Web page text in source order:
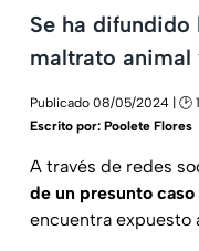
Se ha
maltrato animal
Publicado 08/05/2024 | 🕑
Escrito por: Poolete Flores
A través de redes
de un presunto
encuentra expuesto